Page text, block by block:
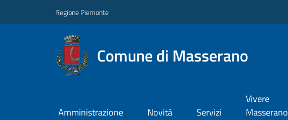
Regione Piemonte
Comune di Masserano
Amministrazione Novità Servizi
Vivere
Masserano